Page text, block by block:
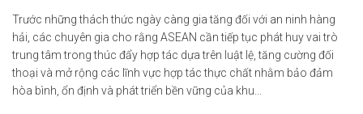
Trước những thách thức ngày càng gia tăng đối với an ninh hàng
hải, các chuyên gia cho rằng ASEAN cần tiếp tục phát huy vai trò
trung tâm trong thúc đẩy hợp tác dựa trên luật lệ, tăng cường đối
thoại và mở rộng các lĩnh vực hợp tác thực chất nhằm bảo đảm
hòa bình, ổn định và phát triển bền vững của khu...